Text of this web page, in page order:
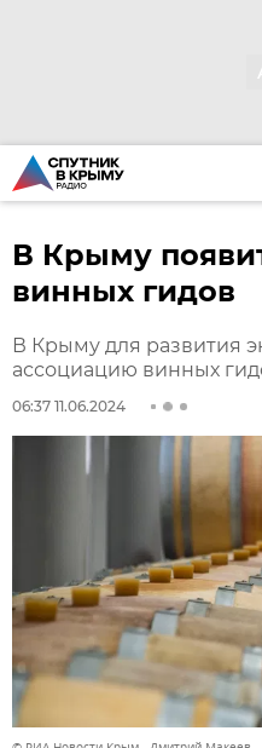
В Крыму
винных гидов
В Крыму для развития
ассоциацию винных
06:37 11.06.2024